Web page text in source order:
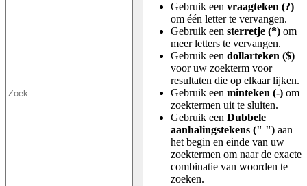
Gebruik een vraagteken (?)
om één letter te vervangen.
Gebruik een sterretje (*) om
meer letters te vervangen.
Gebruik een dollarteken ($)
voor uw zoekterm voor
resultaten die op elkaar lijken.
Gebruik een minteken (-) om
zoektermen uit te sluiten.
Gebruik een Dubbele
aanhalingstekens (" ") aan
het begin en einde van uw
zoektermen om naar de exacte
combinatie van woorden te
zoeken.